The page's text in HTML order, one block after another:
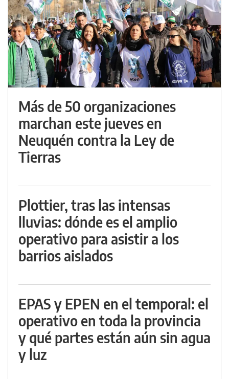
Más de 50 organizaciones
marchan este jueves en
Neuquén contra la Ley de
Tierras
Plottier, tras las intensas
lluvias: dónde es el amplio
operativo para asistir a los
barrios aislados
EPAS y EPEN en el temporal: el
operativo en toda la provincia
y qué partes están aún sin agua
y luz